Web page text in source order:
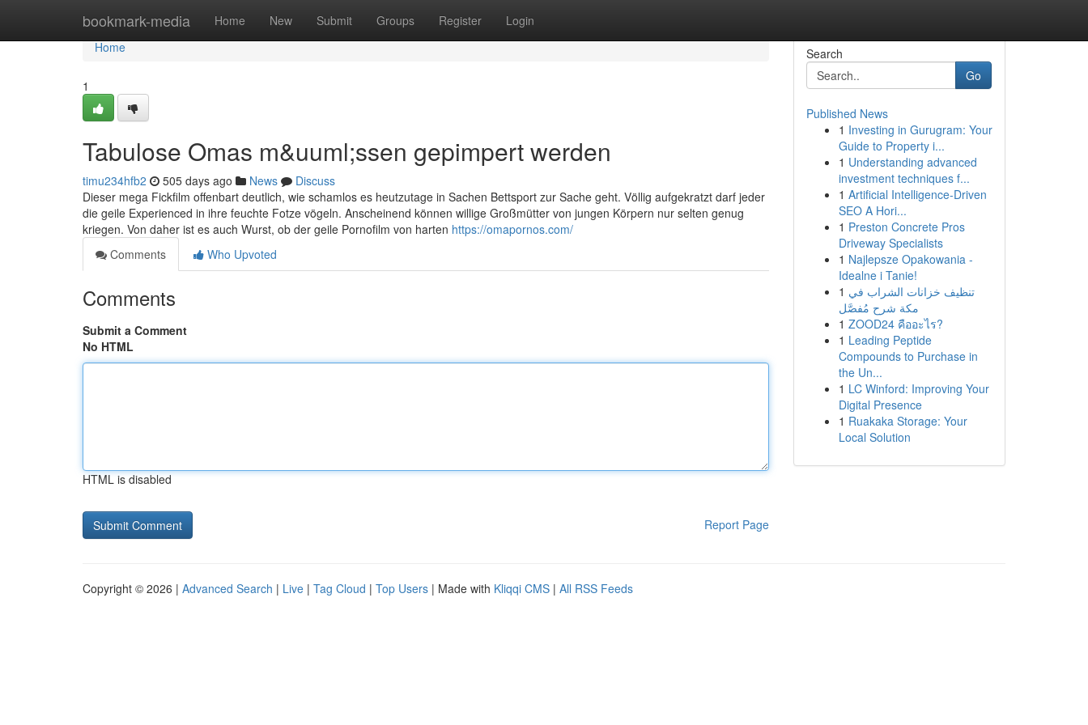
bookmark-media Home New Submit Groups Register Login
Home
Home
1
Tabulose Omas m&uuml;ssen gepimpert werden
timu234hfb2 505 days ago News
Discuss
Dieser mega Fickfilm offenbart deutlich, wie schamlos es heutzutage in Sachen Bettsport zur Sache geht. Völlig aufgekratzt darf jeder
die geile Experienced in ihre feuchte Fotze vögeln. Anscheinend können willige Großmütter von jungen Körpern nur selten genug
kriegen. Von daher ist es auch Wurst, ob der geile Pornofilm von harten https://omapornos.com/
Comments
Who Upvoted
Comments
Submit a Comment
No HTML
HTML is disabled
Report Page
Search
Go
Published News
1 Investing in Gurugram: Your
Guide to Property i...
1 Understanding advanced
investment techniques f...
1 Artificial Intelligence-Driven
SEO A Hori...
1 Preston Concrete Pros
Driveway Specialists
1 Najlepsze Opakowania -
Idealne i Tanie!
1 تنظيف خزانات الشراب في
مكة شرح مُفصَّل
1 ZOOD24 คืออะไร?
1 Leading Peptide
Compounds to Purchase in
the Un...
1 LC Winford: Improving Your
Digital Presence
1 Ruakaka Storage: Your
Local Solution
Copyright © 2026 | Advanced Search | Live | Tag Cloud | Top Users | Made with Kliqqi CMS | All RSS Feeds